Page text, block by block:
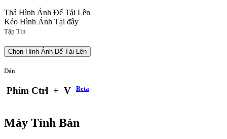
Thả Hình Ảnh Để Tải Lên
Kéo Hình Ảnh Tại đây
Tập Tin
Chọn Hình Ảnh Để Tải Lên
Dán
Phím Ctrl + V Beta
Máy Tính Bàn